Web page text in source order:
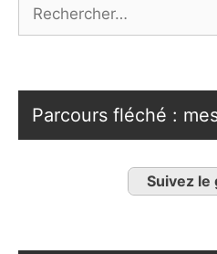
Parcours fléché :
Suivez le